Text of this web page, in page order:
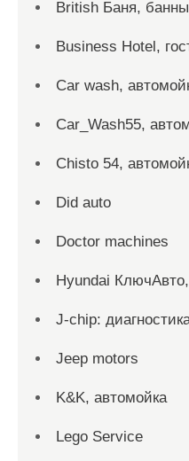
British Баня,
Business Hotel,
Car wash,
Car_Wash55,
Chisto 54,
Did auto
Doctor machines
Hyundai
J-chip:
Jeep motors
K&K, автомойка
Lego Service